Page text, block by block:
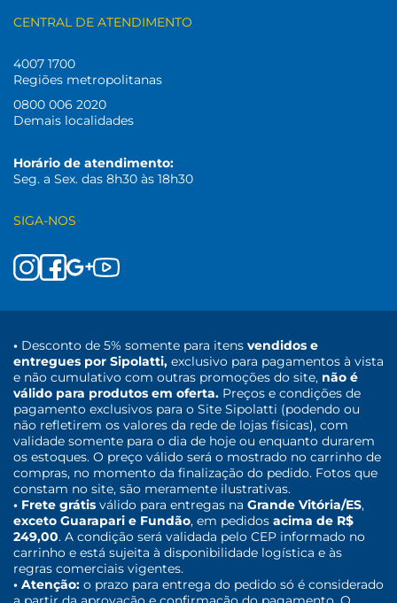
CENTRAL DE ATENDIMENTO
4007 1700
Regiões metropolitanas
0800 006 2020
Demais localidades
Horário de atendimento:
Seg. a Sex. das 8h30 às 18h30
SIGA-NOS
• Desconto de 5% somente para itens vendidos e
entregues por Sipolatti, exclusivo para pagamentos à vista
e não cumulativo com outras promoções do site, não é
válido para produtos em oferta. Preços e condições de
pagamento exclusivos para o Site Sipolatti (podendo ou
não refletirem os valores da rede de lojas físicas), com
validade somente para o dia de hoje ou enquanto durarem
os estoques. O preço válido será o mostrado no carrinho de
compras, no momento da finalização do pedido. Fotos que
constam no site, são meramente ilustrativas.
• Frete grátis válido para entregas na Grande Vitória/ES,
exceto Guarapari e Fundão, em pedidos acima de R$
249,00. A condição será validada pelo CEP informado no
carrinho e está sujeita à disponibilidade logística e às
regras comerciais vigentes.
• Atenção: o prazo para entrega do pedido só é considerado